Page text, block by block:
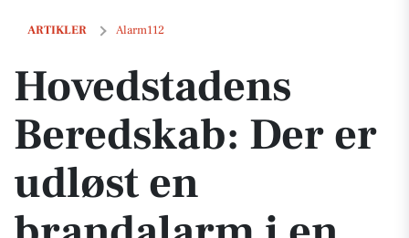
ARTIKLER Alarm112
Hovedstadens Beredskab: Der er udløst en brandalarm i en bygning
Hovedstadens
Beredskab: Der er
udløst en